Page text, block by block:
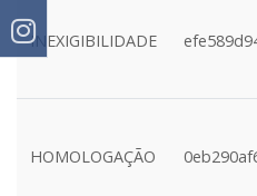
INEXIGIBILIDADE
HOMOLOGAÇÃO